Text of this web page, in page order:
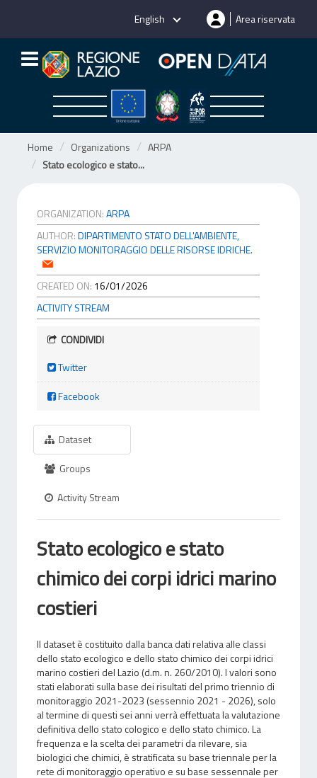
English Area riservata
Home Organizations
ARPA
Stato ecologico e stato...
ORGANIZATION:ARPA
AUTHOR:DIPARTIMENTO STATO DELL'AMBIENTE,
SERVIZIO MONITORAGGIO DELLE RISORSE IDRICHE.
CREATED ON: 16/01/2026
ACTIVITY STREAM
CONDIVIDI
Twitter
Facebook
Dataset
Groups
Activity Stream
Stato ecologico e stato
chimico dei corpi idrici marino
costieri
Il dataset è costituito dalla banca dati relativa alle classi
dello stato ecologico e dello stato chimico dei corpi idrici
marino costieri del Lazio (d.m. n. 260/2010). I valori sono
stati elaborati sulla base dei risultati del primo triennio di
monitoraggio 2021-2023 (sessennio 2021 - 2026), solo
al termine di questi sei anni verrà effettuata la valutazione
definitiva dello stato cologico e dello stato chimico. La
frequenza e la scelta dei parametri da rilevare, sia
biologici che chimici, è stratificata su base triennale per la
rete di monitoraggio operativo e su base sessennale per